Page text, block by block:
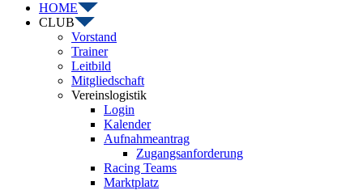
HOME
CLUB
Vorstand
Trainer
Leitbild
Mitgliedschaft
Vereinslogistik
Login
Kalender
Aufnahmeantrag
Zugangsanforderung
Racing Teams
Marktplatz